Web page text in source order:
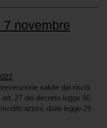
novembre
salute dai rischi
27 del decreto-legge 30
dalla legge 29